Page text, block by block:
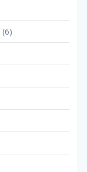
(6)